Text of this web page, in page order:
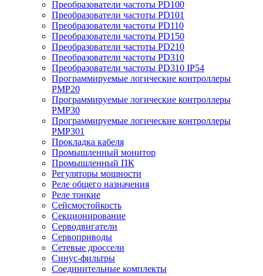
Преобразователи частоты PD100
Преобразователи частоты PD101
Преобразователи частоты PD110
Преобразователи частоты PD150
Преобразователи частоты PD210
Преобразователи частоты PD310
Преобразователи частоты PD310 IP54
Программируемые логические контроллеры
PMP20
Программируемые логические контроллеры
PMP30
Программируемые логические контроллеры
PMP301
Прокладка кабеля
Промышленный монитор
Промышленный ПК
Регуляторы мощности
Реле общего назначения
Реле тонкие
Сейсмостойкость
Секционирование
Серводвигатели
Сервоприводы
Сетевые дроссели
Синус-фильтры
Соединительные комплекты